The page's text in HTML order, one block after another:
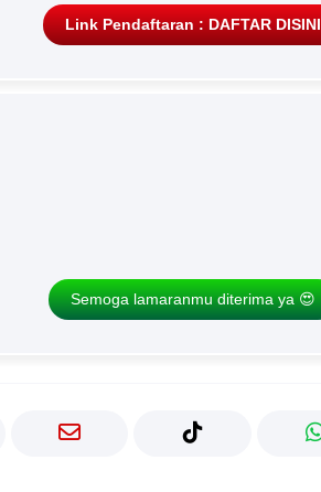
Link Pendaftaran : DAFTAR DISINI
Semoga lamaranmu diterima ya 😍